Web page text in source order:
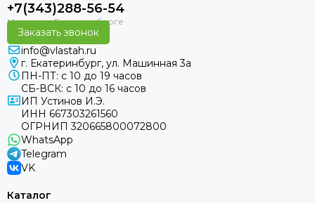
+7(343)288-56-54
Заказать звонок
info@vlastah.ru
г. Екатеринбург, ул. Машинная 3а
ПН-ПТ: с 10 до 19 часов
СБ-ВСК: с 10 до 16 часов
ИП Устинов И.Э.
ИНН 667303261560
ОГРНИП 320665800072800
WhatsApp
Telegram
VK
Каталог